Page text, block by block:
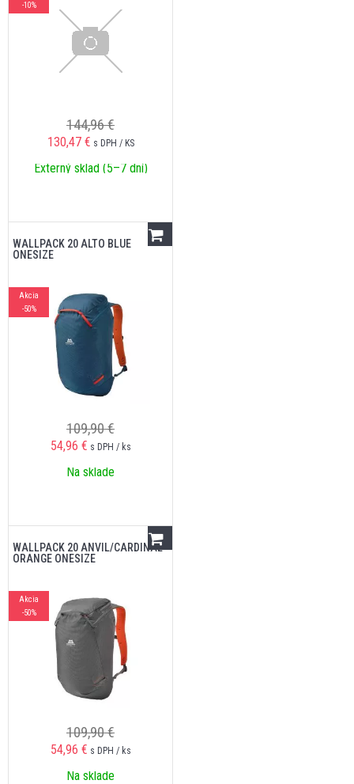
-10%
144,96 €
130,47 € s DPH / KS
Externý sklad (5–7 dní)
WALLPACK 20 ALTO BLUE
ONESIZE
Akcia
-50%
109,90 €
54,96 € s DPH / ks
Na sklade
WALLPACK 20 ANVIL/CARDINAL
ORANGE ONESIZE
Akcia
-50%
109,90 €
54,96 € s DPH / ks
Na sklade